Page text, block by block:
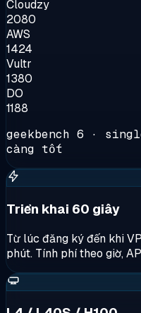
Cloudzy
2080
AWS
1424
Vultr
1380
DO
1188
geekbench 6 ·
càng tốt
Triển khai 60 giây
Từ lúc đăng ký đến khi
phút. Tính phí theo giờ,